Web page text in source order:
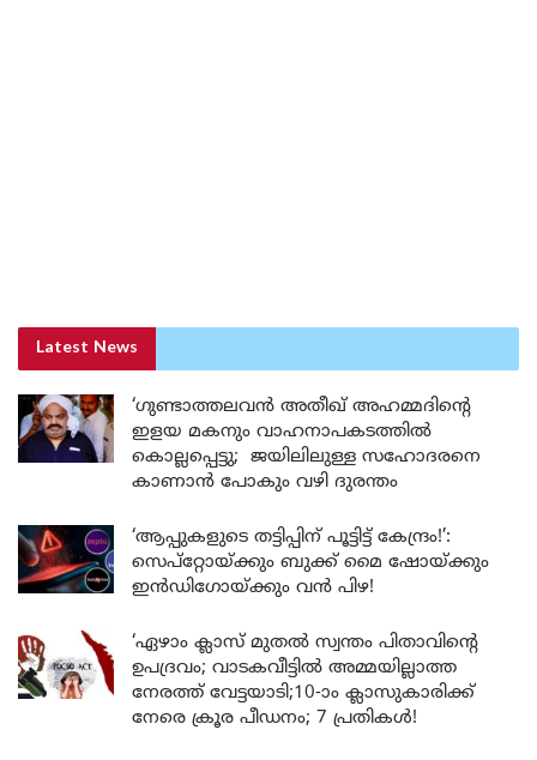
Latest News
‘ഗുണ്ടാത്തലവൻ അതീഖ് അഹമ്മദിന്റെ
ഇളയ മകനും വാഹനാപകടത്തിൽ
കൊല്ലപ്പെട്ടു; ജയിലിലുള്ള സഹോദരനെ
കാണാൻ പോകും വഴി ദുരന്തം
‘ആപ്പുകളുടെ തട്ടിപ്പിന് പൂട്ടിട്ട് കേന്ദ്രം!’:
സെപ്റ്റോയ്ക്കും ബുക്ക് മൈ ഷോയ്ക്കും
ഇൻഡിഗോയ്ക്കും വൻ പിഴ!
‘ഏഴാം ക്ലാസ് മുതൽ സ്വന്തം പിതാവിന്റെ
ഉപദ്രവം; വാടകവീട്ടിൽ അമ്മയില്ലാത്ത
നേരത്ത് വേട്ടയാടി;10-ാം ക്ലാസുകാരിക്ക്
നേരെ ക്രൂര പീഡനം; 7 പ്രതികൾ!